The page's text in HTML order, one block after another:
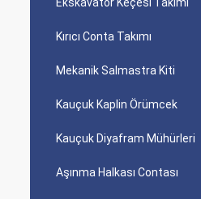
Kırıcı Conta Takımı
Mekanik Salmastra Kiti
Kauçuk Kaplin Örümcek
Kauçuk Diyafram Mühürleri
Aşınma Halkası Contası